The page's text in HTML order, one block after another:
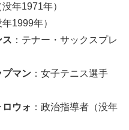
年1971年）
1999年）
ス ：テナー・サックスプレ
プマン ：女子テニス選手
ウォ ：政治指導者（没年